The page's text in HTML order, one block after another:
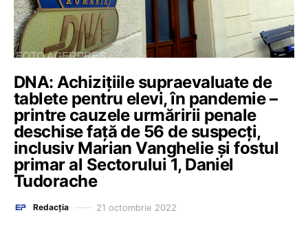
DNA: Achizițiile supraevaluate de
tablete pentru elevi, în pandemie –
printre cauzele urmăririi penale
deschise față de 56 de suspecți,
inclusiv Marian Vanghelie și fostul
primar al Sectorului 1, Daniel
Tudorache
Redacția 21 octombrie 2022